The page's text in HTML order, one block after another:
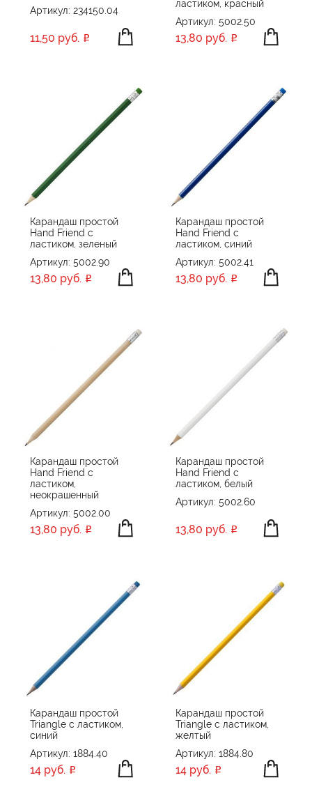
Артикул: 234150.04
11,50 руб.
ластиком, красный
Артикул: 5002.50
13,80 руб.
Карандаш простой
Hand Friend с
ластиком, зеленый
Артикул: 5002.90
13,80 руб.
Карандаш простой
Hand Friend с
ластиком, синий
Артикул: 5002.41
13,80 руб.
Карандаш простой
Hand Friend с
ластиком,
неокрашенный
Артикул: 5002.00
13,80 руб.
Карандаш простой
Hand Friend с
ластиком, белый
Артикул: 5002.60
13,80 руб.
Карандаш простой
Triangle с ластиком,
синий
Артикул: 1884.40
14 руб.
Карандаш простой
Triangle с ластиком,
желтый
Артикул: 1884.80
14 руб.